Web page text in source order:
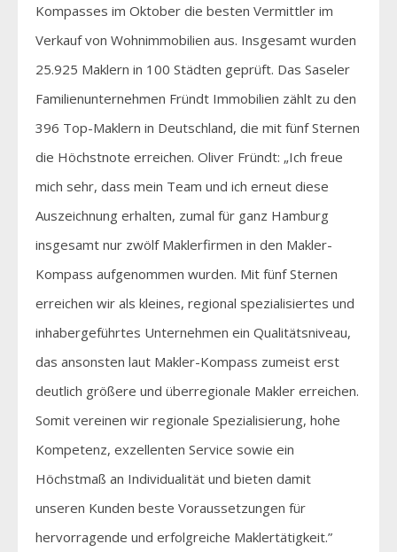
Kompasses im Oktober die besten Vermittler im
Verkauf von Wohnimmobilien aus. Insgesamt wurden
25.925 Maklern in 100 Städten geprüft. Das Saseler
Familienunternehmen Fründt Immobilien zählt zu den
396 Top-Maklern in Deutschland, die mit fünf Sternen
die Höchstnote erreichen. Oliver Fründt: „Ich freue
mich sehr, dass mein Team und ich erneut diese
Auszeichnung erhalten, zumal für ganz Hamburg
insgesamt nur zwölf Maklerfirmen in den Makler-
Kompass aufgenommen wurden. Mit fünf Sternen
erreichen wir als kleines, regional spezialisiertes und
inhabergeführtes Unternehmen ein Qualitätsniveau,
das ansonsten laut Makler-Kompass zumeist erst
deutlich größere und überregionale Makler erreichen.
Somit vereinen wir regionale Spezialisierung, hohe
Kompetenz, exzellenten Service sowie ein
Höchstmaß an Individualität und bieten damit
unseren Kunden beste Voraussetzungen für
hervorragende und erfolgreiche Maklertätigkeit.”